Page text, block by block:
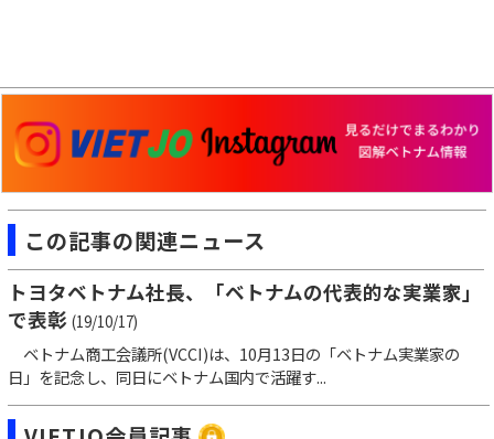
この記事の関連ニュース
トヨタベトナム社長、「ベトナムの代表的な実業家」
で表彰 (19/10/17)
ベトナム商工会議所(VCCI)は、10月13日の「ベトナム実業家の
日」を記念し、同日にベトナム国内で活躍す...